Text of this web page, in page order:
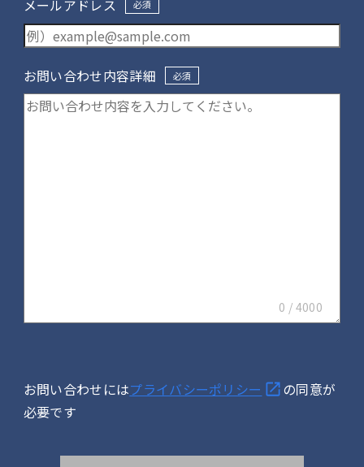
メールアドレス 必須
お問い合わせ内容詳細 必須
0 / 4000
お問い合わせにはプライバシーポリシー
の同意が
必要です